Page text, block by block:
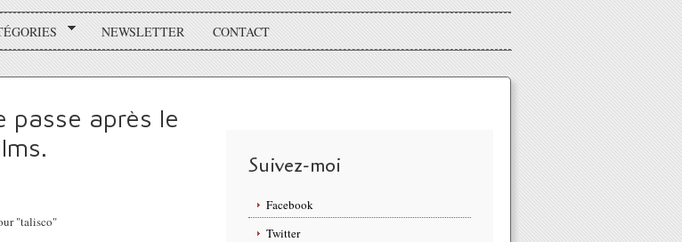
NEWSLETTER CONTACT
passe après le
Suivez-moi
Facebook
Twitter